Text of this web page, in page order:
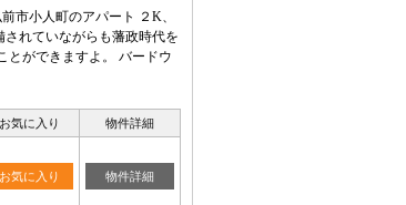
市小人町のアパート ２K、
れていながらも藩政時代を
とができますよ。 バードウ
お気に入り 物件詳細
お気に入り 物件詳細